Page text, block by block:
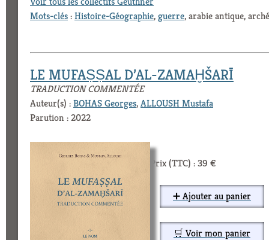
Mots-clés:Histoire-Géographie,guerre, arabie antique,
LE MUFAṢṢAL D’AL-ZAMAḪŠARĪ
TRADUCTION COMMENTÉE
Auteur(s) :BOHAS Georges,ALLOUSH Mustafa
Parution : 2022
Prix (TTC) : 39 €
➕ Ajouter au panier
🛒 Voir mon panier